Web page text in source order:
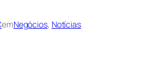
emNegócios, Notícias